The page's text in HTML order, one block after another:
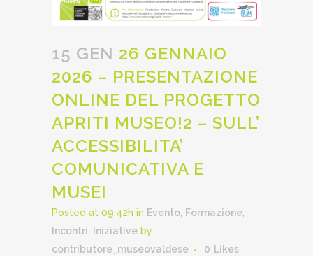
15 GEN 26 GENNAIO
2026 – PRESENTAZIONE
ONLINE DEL PROGETTO
APRITI MUSEO!2 – SULL’
ACCESSIBILITA’
COMUNICATIVA E
MUSEI
Posted at 09:42h in Evento, Formazione,
Incontri, Iniziative by
contributore_museovaldese
0 Likes